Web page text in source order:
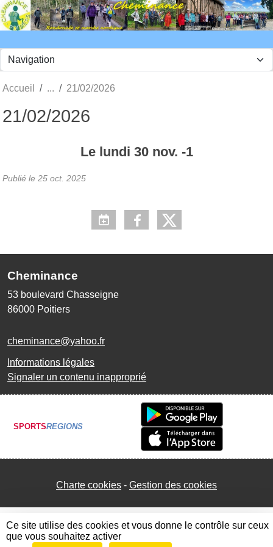
Accueil 21/02/2026
21/02/2026
Le lundi 30 nov. -1
Publié le 25 oct. 2025
Cheminance
53 boulevard Chasseigne
86000 Poitiers
cheminance@yahoo.fr
Informations légales
Signaler un contenu inapproprié
SPORTSREGIONS
Charte cookies Gestion des cookies
Panneau de gestion des cookies
Ce site utilise des cookies et vous donne le contrôle sur ceux
que vous souhaitez activer